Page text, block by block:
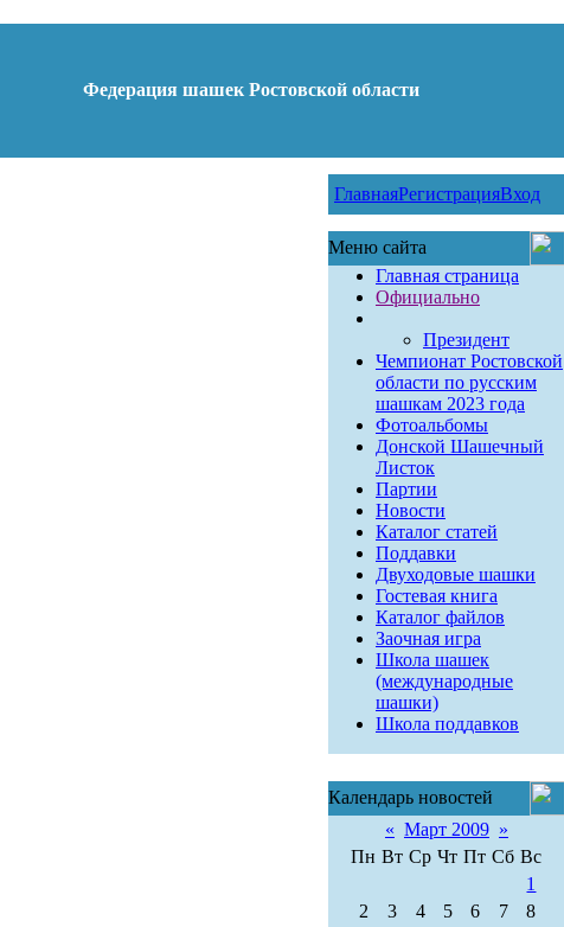
Федерация шашек Ростовской области
ГлавнаяРегистрацияВход
Меню сайта
Главная страница
Официально
Президент
Чемпионат Ростовской
области по русским
шашкам 2023 года
Фотоальбомы
Донской Шашечный
Листок
Партии
Новости
Каталог статей
Поддавки
Двуходовые шашки
Гостевая книга
Каталог файлов
Заочная игра
Школа шашек
(международные
шашки)
Школа поддавков
Календарь новостей
« Март 2009 »
Пн Вт Ср Чт Пт Сб Вс
1
2
3 4 5 6 7
8